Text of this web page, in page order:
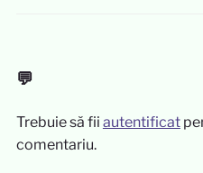
💬
Trebuie să fii autentificat
comentariu.